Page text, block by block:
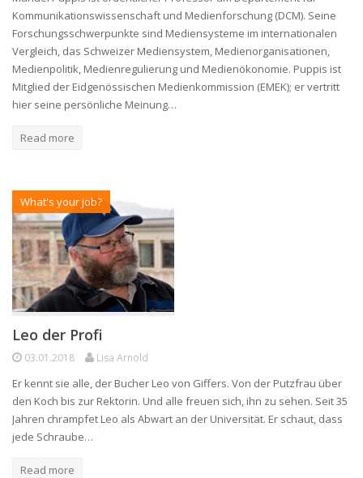
Kommunikationswissenschaft und Medienforschung (DCM). Seine
Forschungsschwerpunkte sind Mediensysteme im internationalen
Vergleich, das Schweizer Mediensystem, Medienorganisationen,
Medienpolitik, Medienregulierung und Medienökonomie. Puppis ist
Mitglied der Eidgenössischen Medienkommission (EMEK); er vertritt
hier seine persönliche Meinung…
Read more
What's your job?
Leo der Profi
03.01.2018 Lisa Arnold
Er kennt sie alle, der Bucher Leo von Giffers. Von der Putzfrau über
den Koch bis zur Rektorin. Und alle freuen sich, ihn zu sehen. Seit 35
Jahren chrampfet Leo als Abwart an der Universität. Er schaut, dass
jede Schraube…
Read more